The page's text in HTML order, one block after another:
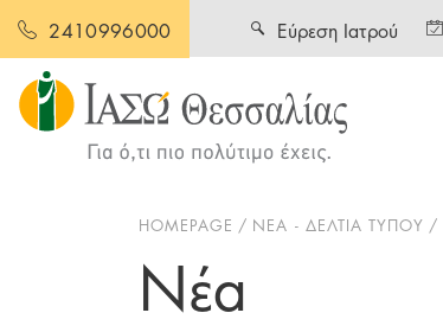
2410996000 Εύρεση Ιατρού
HOMEPAGE ΝΕΑ - ΔΕΛΤΙΑ ΤΥΠΟΥ
Νέα